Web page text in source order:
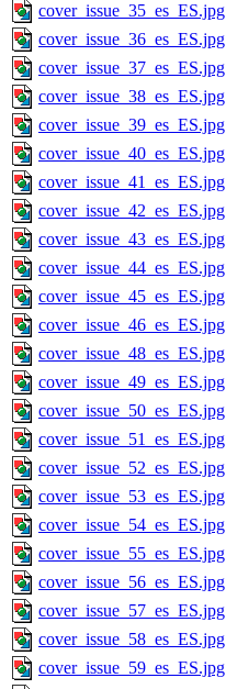
cover_issue_35_es_ES.jpg
cover_issue_36_es_ES.jpg
cover_issue_37_es_ES.jpg
cover_issue_38_es_ES.jpg
cover_issue_39_es_ES.jpg
cover_issue_40_es_ES.jpg
cover_issue_41_es_ES.jpg
cover_issue_42_es_ES.jpg
cover_issue_43_es_ES.jpg
cover_issue_44_es_ES.jpg
cover_issue_45_es_ES.jpg
cover_issue_46_es_ES.jpg
cover_issue_48_es_ES.jpg
cover_issue_49_es_ES.jpg
cover_issue_50_es_ES.jpg
cover_issue_51_es_ES.jpg
cover_issue_52_es_ES.jpg
cover_issue_53_es_ES.jpg
cover_issue_54_es_ES.jpg
cover_issue_55_es_ES.jpg
cover_issue_56_es_ES.jpg
cover_issue_57_es_ES.jpg
cover_issue_58_es_ES.jpg
cover_issue_59_es_ES.jpg